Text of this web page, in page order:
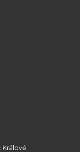
Králové